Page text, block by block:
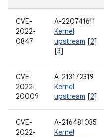
CVE-
2022-
0847
A-220741611
Kernel
upstream [2]
[3]
CVE-
2022-
20009
A-213172319
Kernel
upstream [2]
CVE-
2022-
A-216481035
Kernel